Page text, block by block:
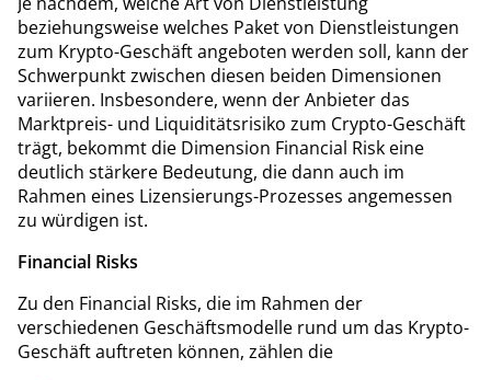
beziehungsweise welches Paket von Dienstleistungen
zum Krypto-Geschäft angeboten werden soll, kann der
Schwerpunkt zwischen diesen beiden Dimensionen
variieren. Insbesondere, wenn der Anbieter das
Marktpreis- und Liquiditätsrisiko zum Crypto-Geschäft
trägt, bekommt die Dimension Financial Risk eine
deutlich stärkere Bedeutung, die dann auch im
Rahmen eines Lizensierungs-Prozesses angemessen
zu würdigen ist.
Financial Risks
Zu den Financial Risks, die im Rahmen der
verschiedenen Geschäftsmodelle rund um das Krypto-
Geschäft auftreten können, zählen die